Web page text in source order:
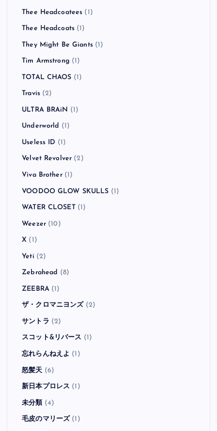
Thee Headcoatees (1)
Thee Headcoats (1)
They Might Be Giants(1)
Tim Armstrong (1)
TOTAL CHAOS (1)
Travis(2)
ULTRA BRAiN (1)
Underworld (1)
Useless ID (1)
Velvet Revolver (2)
Viva Brother(1)
VOODOO GLOW SKULLS (1)
WATER CLOSET(1)
Weezer(10)
X (1)
Yeti (2)
Zebrahead (8)
ZEEBRA(1)
ザ・クロマニヨンズ (2)
サントラ (2)
スコット&リバース (1)
忘れらんねえよ (1)
怒髪天 (6)
新日本プロレス (1)
未分類 (4)
毛皮のマリーズ (1)